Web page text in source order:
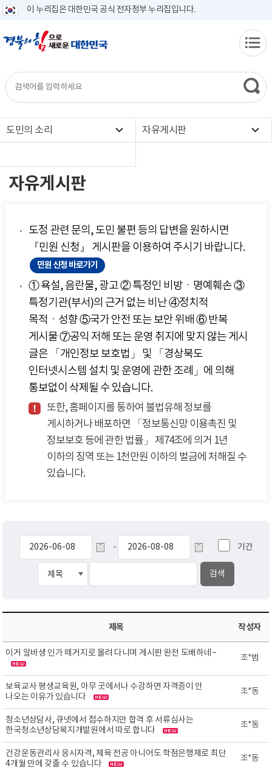
이 누리집은 대한민국 공식 전자정부 누리집입니다.
도민의 소리 자유게시판
자유게시판
도정 관련 문의, 도민 불편 등의 답변을 원하시면
『민원 신청』 게시판을 이용하여 주시기 바랍니다.
민원 신청 바로가기
① 욕설, 음란물, 광고 ② 특정인 비방ㆍ명예훼손 ③
특정기관(부서)의 근거 없는 비난 ④정치적
목적ㆍ성향 ⑤국가 안전 또는 보안 위배 ⑥ 반복
게시물 ⑦공익 저해 또는 운영 취지에 맞지 않는 게시
글은 「개인정보 보호법」 및 「경상북도
인터넷시스템 설치 및 운영에 관한 조례」에 의해
통보없이 삭제될 수 있습니다.
또한, 홈페이지를 통하여 불법유해 정보를
게시하거나 배포하면 「정보통신망 이용촉진 및
정보보호 등에 관한 법률」 제74조에 의거 1년
이하의 징역 또는 1천만원 이하의 벌금에 처해질 수
있습니다.
- 기간
제목 작성자
이거 알바생 인가 떼거지로 몰려 다니며 게시판 완전 도배하네~ 조*범
보육교사 평생교육원, 아무 곳에서나 수강하면 자격증이 안
나오는 이유가 있습니다
조*동
청소년상담사, 큐넷에서 접수하지만 합격 후 서류심사는
한국청소년상담복지개발원에서 따로 합니다
조*동
건강운동관리사 응시자격, 체육 전공 아니어도 학점은행제로 최단
4개월 만에 갖출 수 있습니다
조*동